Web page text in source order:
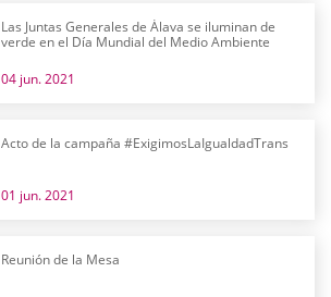
Las Juntas Generales de Álava se iluminan de
verde en el Día Mundial del Medio Ambiente
04 jun. 2021
Acto de la campaña #ExigimosLaIgualdadTrans
01 jun. 2021
Reunión de la Mesa